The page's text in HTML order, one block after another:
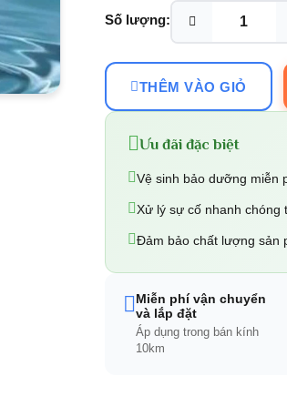
Số lượng:
THÊM VÀO GIỎ
Ưu đãi đặc biệt
Vệ sinh bảo dưỡng miễn
Xử lý sự cố nhanh chóng
Đảm bảo chất lượng sản
Miễn phí vận chuyển
và lắp đặt
Áp dụng trong bán kính
10km